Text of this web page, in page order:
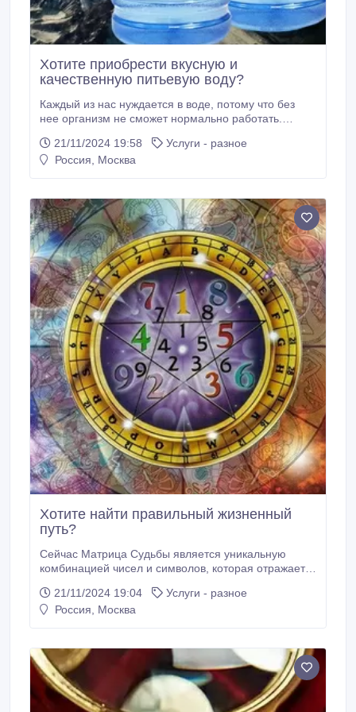
Хотите приобрести вкусную и
качественную питьевую воду?
Каждый из нас нуждается в воде, потому что без
нее организм не сможет нормально работать.
верное, потому что подобная вода некачественная,
жесткая и содержит в себе очень много негативных
высококачественная, безопасная для здоровья
человека и проходит длительную очистку,
фильтрацию и минерализацию.
21/11/2024 19:58
Услуги - разное
Россия, Москва
Хотите найти правильный жизненный
путь?
Сейчас Матрица Судьбы является уникальную
комбинацией чисел и символов, которая отражает
возможные жизненные цели и пути человека. В
действительности, Матрица Судьбы помогает
в поведении.
21/11/2024 19:04
Услуги - разное
Россия, Москва